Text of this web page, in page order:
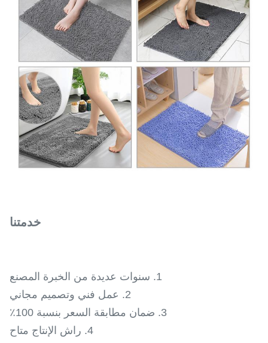
خدمتنا
1. سنوات عديدة من الخبرة المصنع
2. عمل فني وتصميم مجاني
3. ضمان مطابقة السعر بنسبة 100٪
4. راش الإنتاج متاح